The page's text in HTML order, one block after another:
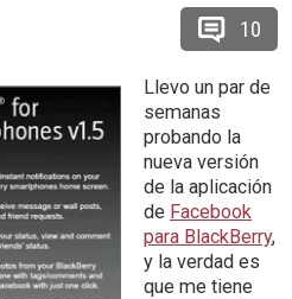
10
Llevo un par de
semanas
probando la
nueva versión
de la aplicación
de Facebook
para BlackBerry,
y la verdad es
que me tiene